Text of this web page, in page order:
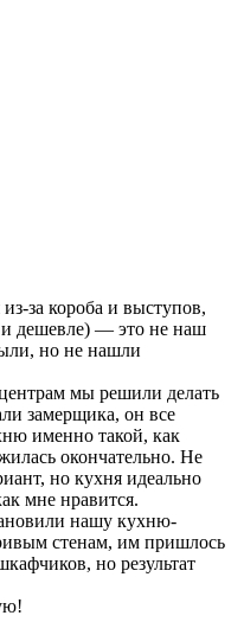
за короба и выступов,
и дешевле) — это не наш
но не нашли
мы решили делать
замерщика, он все
именно такой, как
окончательно. Не
но кухня идеально
мне нравится.
нашу кухню-
стенам, им пришлось
но результат